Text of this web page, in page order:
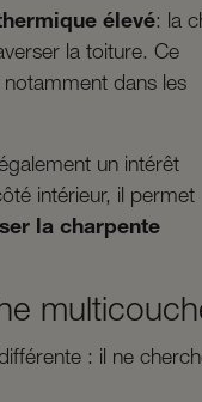
élevé: la
la toiture. Ce
dans les
un intérêt
intérieur, il permet
la charpente
: il ne